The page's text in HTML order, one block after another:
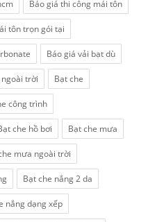
Báo giá thi công mái tôn
tôn trọn gói tại
Báo giá vải bạt dù
trời Bạt che
công trình
che hồ bơi Bạt che mưa
mưa ngoài trời
Bạt che nắng 2 da
nắng dạng xếp